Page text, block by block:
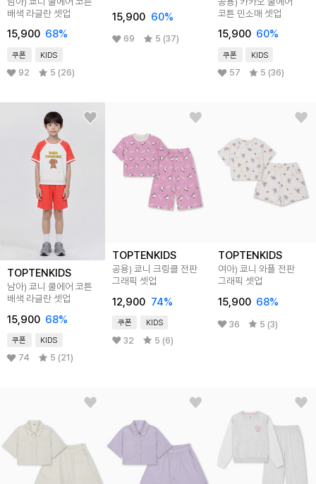
배색 라글란 셋업
15,900 68%
쿠폰 KIDS
92 5 (26)
15,900 60%
69 5 (37)
코튼 민소매 셋업
15,900 60%
쿠폰 KIDS
57 5 (36)
TOPTENKIDS
남아) 쿄니 쿨에어 코튼
배색 라글란 셋업
15,900 68%
쿠폰 KIDS
74 5 (21)
TOPTENKIDS
공용) 쿄니 크링클 전판
그래픽 셋업
12,900 74%
쿠폰 KIDS
32 5 (6)
TOPTENKIDS
여아) 쿄니 와플 전판
그래픽 셋업
15,900 68%
36 5 (3)